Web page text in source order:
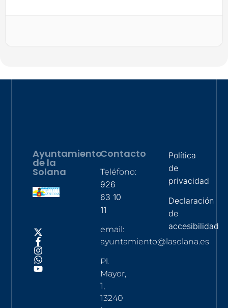
Ayuntamiento
de la
Solana
Contacto
Teléfono:
926
63 10
11
email:
ayuntamiento@lasolana.es
Pl.
Mayor,
1,
13240
Política
de
privacidad
Declaración
de
accesibilidad